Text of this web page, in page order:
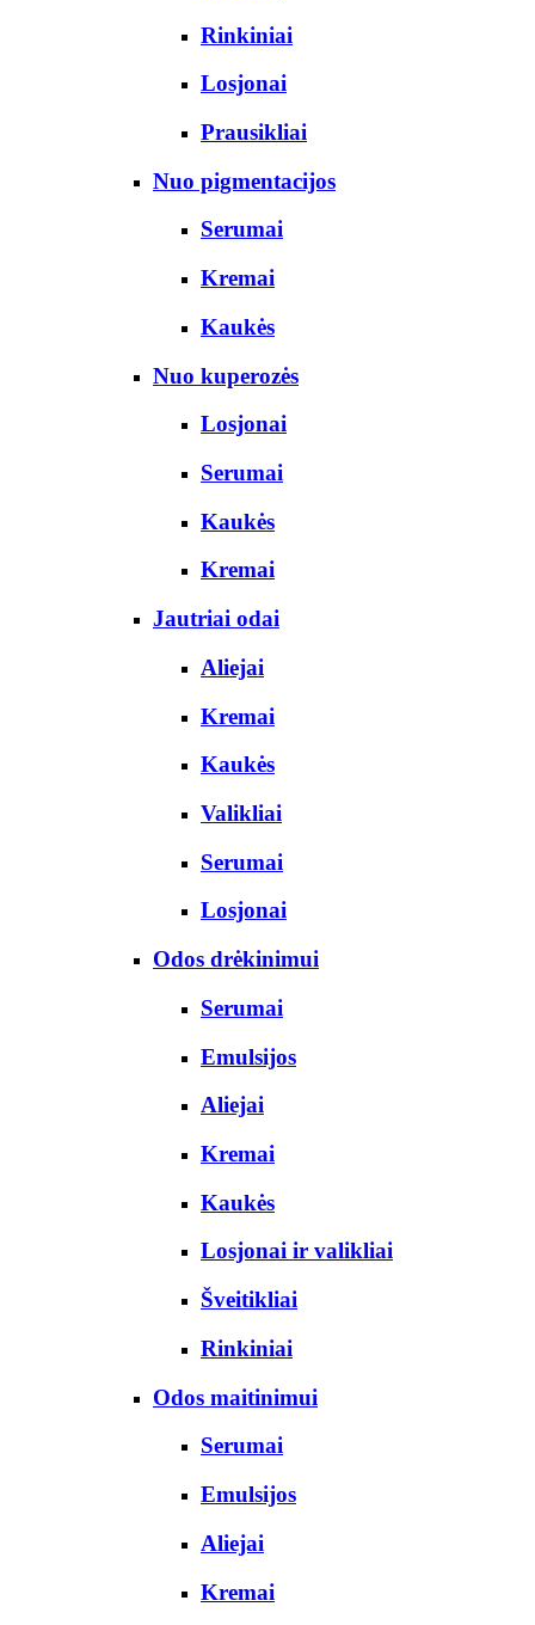
Rinkiniai
Losjonai
Prausikliai
Nuo pigmentacijos
Serumai
Kremai
Kaukės
Nuo kuperozės
Losjonai
Serumai
Kaukės
Kremai
Jautriai odai
Aliejai
Kremai
Kaukės
Valikliai
Serumai
Losjonai
Odos drėkinimui
Serumai
Emulsijos
Aliejai
Kremai
Kaukės
Losjonai ir valikliai
Šveitikliai
Rinkiniai
Odos maitinimui
Serumai
Emulsijos
Aliejai
Kremai